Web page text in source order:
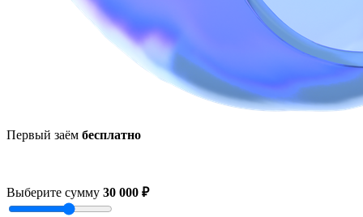
Первый заём бесплатно
Выберите сумму 30 000 ₽